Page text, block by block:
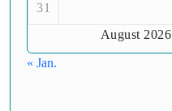
August 2026
31
« Jan.